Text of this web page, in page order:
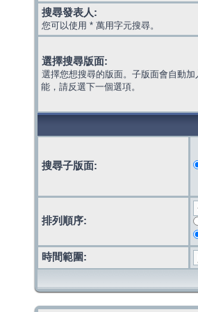
搜尋發表人:
您可以使用 * 萬用字元搜尋。
選擇搜尋版面:
選擇您想搜尋的版面。子版面會自動
能，請反選下一個選項。
搜尋子版面:
排列順序:
時間範圍: